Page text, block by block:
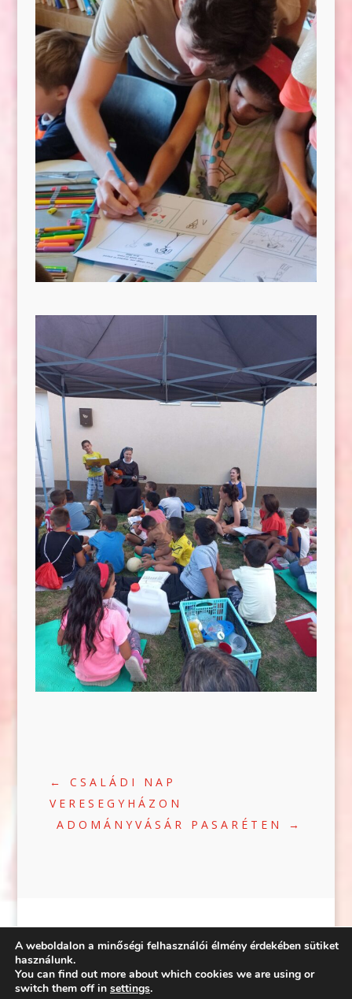
← CSALÁDI NAP
VERESEGYHÁZON
ADOMÁNYVÁSÁR PASARÉTEN
→
©2020 | WEB:CRÆTIVE.HU| TÁRHELY:
RACKFOREST KFT.
A weboldalon a minőségi felhasználói élmény érdekében sütiket
használunk.
You can find out more about which cookies we are using or
switch them off in settings.